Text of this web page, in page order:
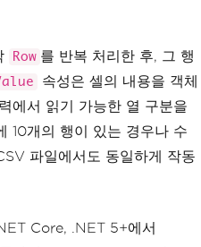
Row 를 반복 처리한 후, 그 행
속성은 셀의 내용을 객체
에서 읽기 가능한 열 구분을
10개의 행이 있는 경우나 수
파일에서도 동일하게 작동
Core, .NET 5+에서